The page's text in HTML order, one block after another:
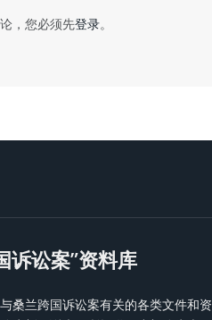
，您必须先登录。
诉讼案”资料库
桑兰跨国诉讼案有关的各类文件和资